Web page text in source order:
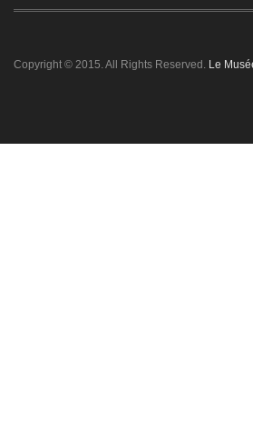
Copyright © 2015. All Rights Reserved. Le